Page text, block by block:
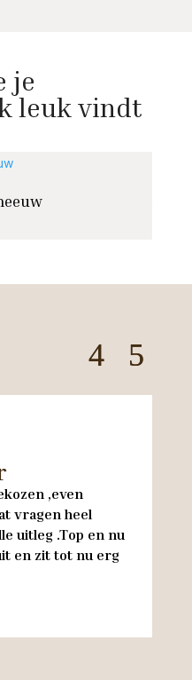
je
leuk vindt
,even
vragen heel
uitleg .Top en nu
en zit tot nu erg